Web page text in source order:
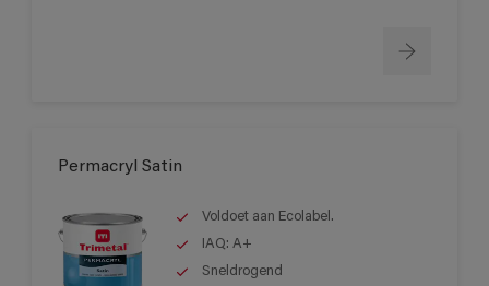
Permacryl Satin
Voldoet aan Ecolabel.
IAQ: A+
Sneldrogend